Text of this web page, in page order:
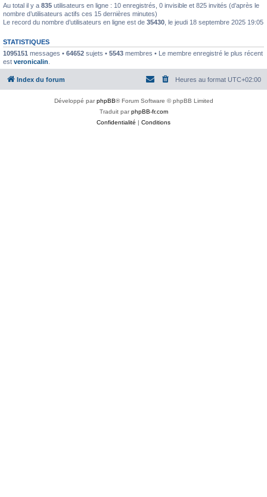
Au total il y a 835 utilisateurs en ligne : 10 enregistrés, 0 invisible et 825 invités (d’après le
nombre d’utilisateurs actifs ces 15 dernières minutes)
Le record du nombre d’utilisateurs en ligne est de 35430 , le jeudi 18 septembre 2025 19:05
STATISTIQUES
1095151 messages • 64652 sujets • 5543 membres • Le membre enregistré le plus récent
est veronicalin
Index du forum Heures au format UTC+02:00
Développé parphpBB® Forum Software © phpBB Limited
Traduit parphpBB-fr.com
Confidentialité | Conditions